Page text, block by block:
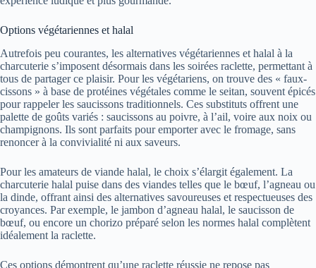
Options végétariennes et halal
Autrefois peu courantes, les alternatives végétariennes et halal à la
charcuterie s’imposent désormais dans les soirées raclette, permettant à
tous de partager ce plaisir. Pour les végétariens, on trouve des « faux-
cissons » à base de protéines végétales comme le seitan, souvent épicés
pour rappeler les saucissons traditionnels. Ces substituts offrent une
palette de goûts variés : saucissons au poivre, à l’ail, voire aux noix ou
champignons. Ils sont parfaits pour emporter avec le fromage, sans
renoncer à la convivialité ni aux saveurs.
Pour les amateurs de viande halal, le choix s’élargit également. La
charcuterie halal puise dans des viandes telles que le bœuf, l’agneau ou
la dinde, offrant ainsi des alternatives savoureuses et respectueuses des
croyances. Par exemple, le jambon d’agneau halal, le saucisson de
bœuf, ou encore un chorizo préparé selon les normes halal complètent
idéalement la raclette.
Ces options démontrent qu’une raclette réussie ne repose pas